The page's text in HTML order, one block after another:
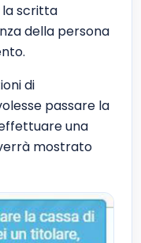
la scritta
della persona
di
passare la
una
mostrato